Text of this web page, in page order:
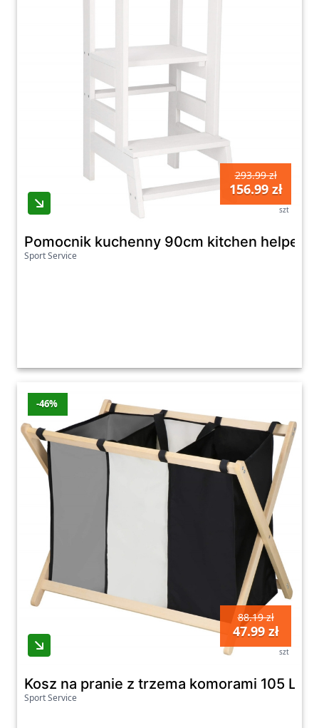
293.99 zł
156.99 zł
szt
Pomocnik kuchenny 90cm kitchen helper,
Sport Service
-46%
88.19 zł
47.99 zł
szt
Kosz na pranie z trzema komorami 105 L
Sport Service